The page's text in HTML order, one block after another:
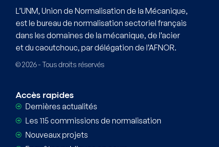
L’UNM, Union de Normalisation de la Mécanique,
est le bureau de normalisation sectoriel français
dans les domaines de la mécanique, de l’acier
et du caoutchouc, par délégation de l’AFNOR.
© 2026 - Tous droits réservés
Accès rapides
Dernières actualités
Les 115 commissions de normalisation
Nouveaux projets